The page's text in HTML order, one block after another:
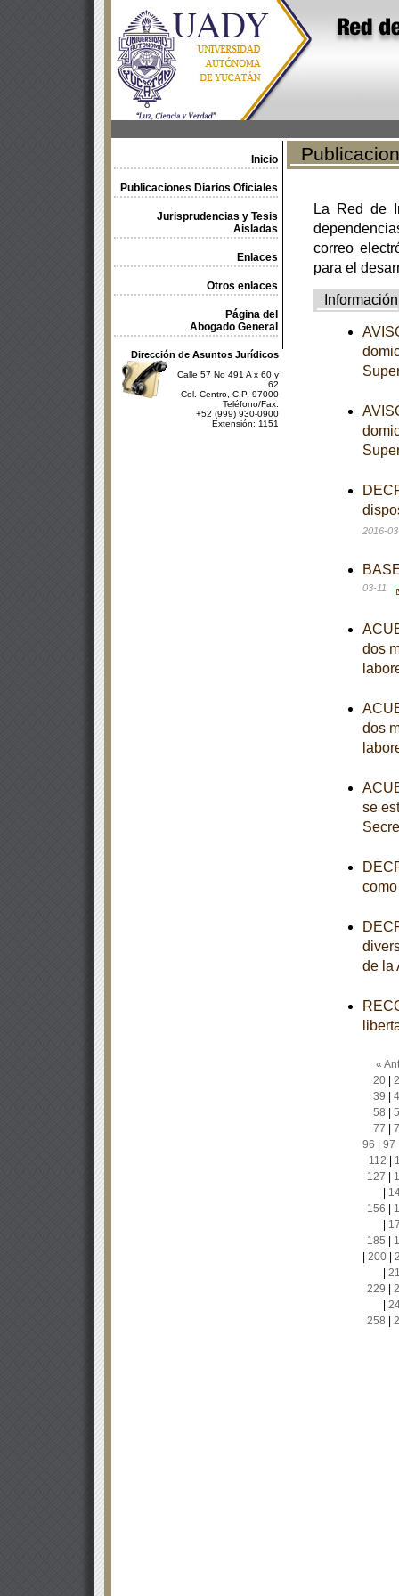
Inicio
Publicaciones Diarios Oficiales
Jurisprudencias y Tesis
Aisladas
Enlaces
Otros enlaces
Página del
Abogado General
Dirección de Asuntos Jurídicos
Calle 57 No 491 A x 60 y
62
Col. Centro, C.P. 97000
Teléfono/Fax:
+52 (999) 930-0900
Extensión: 1151
La Red de
correo
para el
Información
2016-
03-11
dos
dos
se
de la
«
20|
39
58
77
96
97
112
127
156
185
200|
229
258